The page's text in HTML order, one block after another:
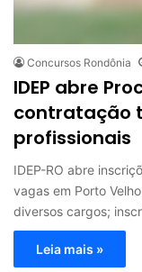
Concursos Rondônia
IDEP abre
contratação
profissionais
IDEP-RO abre
vagas em Porto
diversos cargos;
Leia mais »